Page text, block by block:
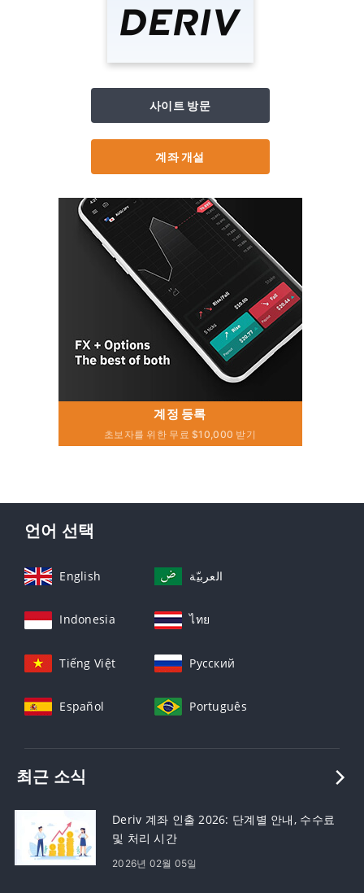
사이트 방문
계좌 개설
계정 등록
초보자를 위한 무료 $10,000 받기
언어 선택
English العربيّة
Indonesia ไทย
Tiếng Việt Русский
Español Português
최근 소식
Deriv 계좌 인출 2026: 단계별 안내, 수수료
및 처리 시간
2026년 02월 05일